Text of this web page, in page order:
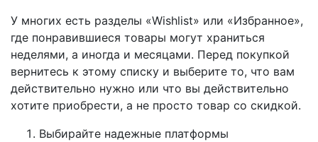
У многих есть разделы «Wishlist» или «Избранное»,
где понравившиеся товары могут храниться
неделями, а иногда и месяцами. Перед покупкой
вернитесь к этому списку и выберите то, что вам
действительно нужно или что вы действительно
хотите приобрести, а не просто товар со скидкой.
Выбирайте надежные платформы